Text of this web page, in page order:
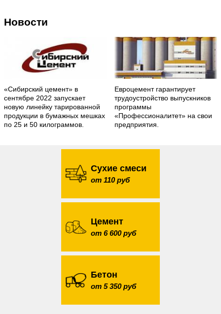
Новости
«Сибирский цемент» в
сентябре 2022 запускает
новую линейку тарированной
продукции в бумажных мешках
по 25 и 50 килограммов.
Евроцемент гарантирует
трудоустройство выпускников
программы
«Профессионалитет» на свои
предприятия.
Сухие смеси
от 110 руб
Цемент
от 6 600 руб
Бетон
от 5 350 руб